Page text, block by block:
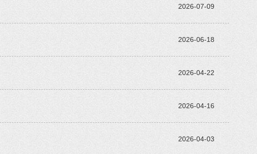
2026-07-09
2026-06-18
2026-04-22
2026-04-16
2026-04-03